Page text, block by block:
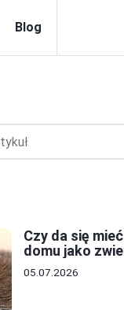
Blog
Czy da się
domu jako
05.07.2026